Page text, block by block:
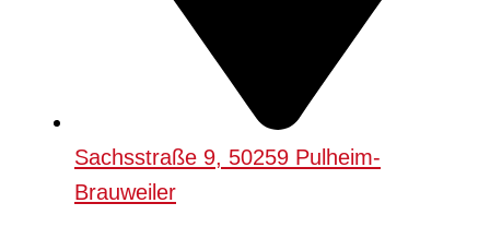
Sachsstraße 9, 50259 Pulheim-
Brauweiler